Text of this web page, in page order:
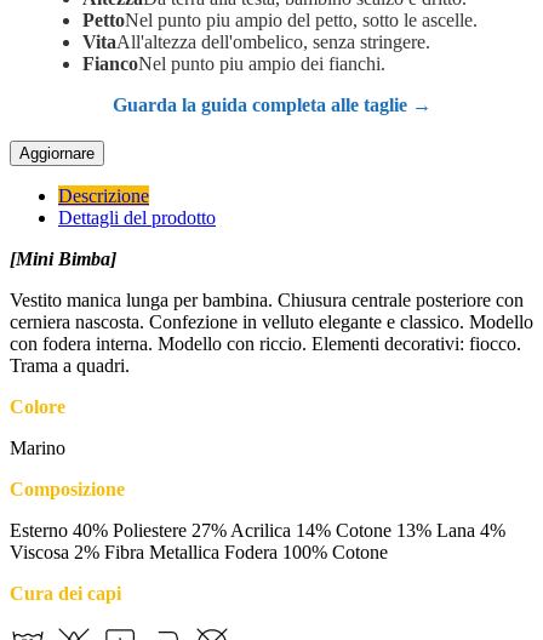
PettoNel punto piu ampio del petto, sotto le ascelle.
VitaAll'altezza dell'ombelico, senza stringere.
FiancoNel punto piu ampio dei fianchi.
Guarda la guida completa alle taglie →
Descrizione
Dettagli del prodotto
[Mini Bimba]
Vestito manica lunga per bambina. Chiusura centrale posteriore con
cerniera nascosta. Confezione in velluto elegante e classico. Modello
con fodera interna. Modello con riccio. Elementi decorativi: fiocco.
Trama a quadri.
Colore
Marino
Composizione
Esterno 40% Poliestere 27% Acrilica 14% Cotone 13% Lana 4%
Viscosa 2% Fibra Metallica Fodera 100% Cotone
Cura dei capi